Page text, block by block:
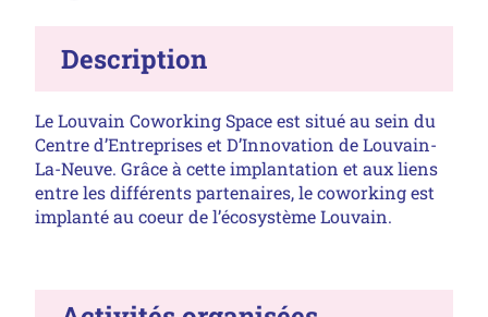
Description
Le Louvain Coworking Space est situé au sein du
Centre d’Entreprises et D’Innovation de Louvain-
La-Neuve. Grâce à cette implantation et aux liens
entre les différents partenaires, le coworking est
implanté au coeur de l’écosystème Louvain.